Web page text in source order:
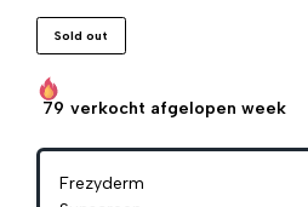
Sold out
79 verkocht afgelopen week
Frezyderm